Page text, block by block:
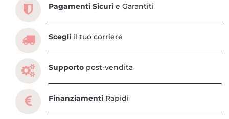
Pagamenti Sicuri e Garantiti
Scegli il tuo corriere
Supporto post-vendita
Finanziamenti Rapidi